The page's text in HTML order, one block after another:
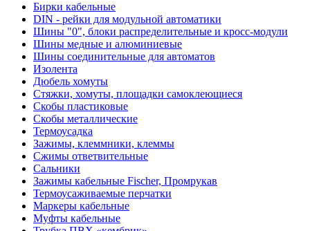
Бирки кабельные
DIN - рейки для модульной автоматики
Шины "0", блоки распределительные и кросс-модули
Шины медные и алюминиевые
Шины соединительные для автоматов
Изолента
Дюбель хомуты
Стяжки, хомуты, площадки самоклеющиеся
Скобы пластиковые
Скобы металлические
Термоусадка
Зажимы, клеммники, клеммы
Сжимы ответвительные
Сальники
Зажимы кабельные Fischer, Промрукав
Термоусаживаемые перчатки
Маркеры кабельные
Муфты кабельные